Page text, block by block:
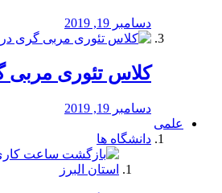
دسامبر 19, 2019
کلاس تئوری مربی
دسامبر 19, 2019
علمی
دانشگاه ها